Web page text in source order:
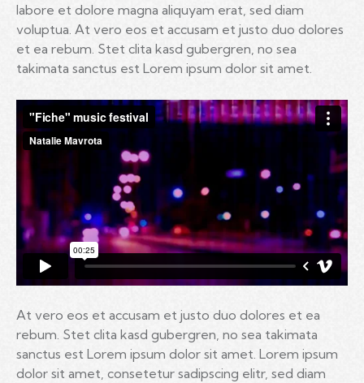
labore et dolore magna aliquyam erat, sed diam
voluptua. At vero eos et accusam et justo duo dolores
et ea rebum. Stet clita kasd gubergren, no sea
takimata sanctus est Lorem ipsum dolor sit amet.
At vero eos et accusam et justo duo dolores et ea
rebum. Stet clita kasd gubergren, no sea takimata
sanctus est Lorem ipsum dolor sit amet. Lorem ipsum
dolor sit amet, consetetur sadipscing elitr, sed diam